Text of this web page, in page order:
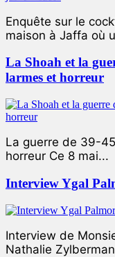
Enquête sur le
maison à Jaffa où
La Shoah et la
larmes et horreur
La guerre de 39-
horreur Ce 8 mai...
Interview Ygal
Interview de
Nathalie